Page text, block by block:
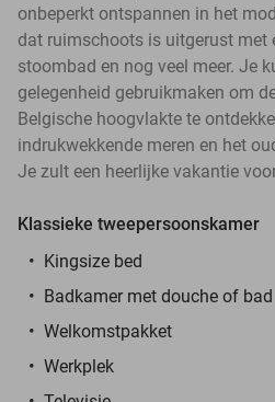
onbeperkt ontspannen in het
dat ruimschoots is uitgerust met
stoombad en nog veel meer. Je
gelegenheid gebruikmaken om
Belgische hoogvlakte te
indrukwekkende meren en het
Je zult een heerlijke vakantie
Klassieke tweepersoonskamer
Kingsize bed
Badkamer met douche of bad
Welkomstpakket
Werkplek